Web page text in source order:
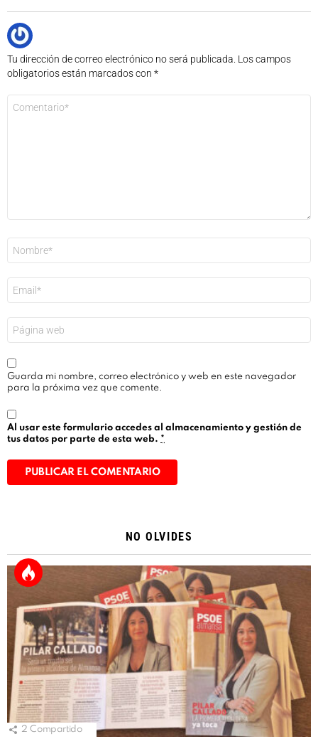
Tu dirección de correo electrónico no será publicada. Los campos
obligatorios están marcados con *
electrónico
*
Guarda mi nombre, correo electrónico y web en este navegador
para la próxima vez que comente.
Al usar este formulario accedes al almacenamiento y gestión de
tus datos por parte de esta web. *
NO OLVIDES
2 Compartido